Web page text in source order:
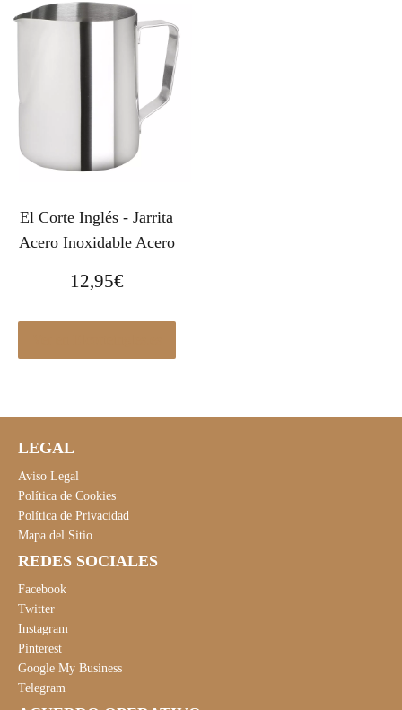
El Corte Inglés - Jarrita
Acero Inoxidable Acero
12,95€
LEGAL
Aviso Legal
Política de Cookies
Política de Privacidad
Mapa del Sitio
REDES SOCIALES
Facebook
Twitter
Instagram
Pinterest
Google My Business
Telegram